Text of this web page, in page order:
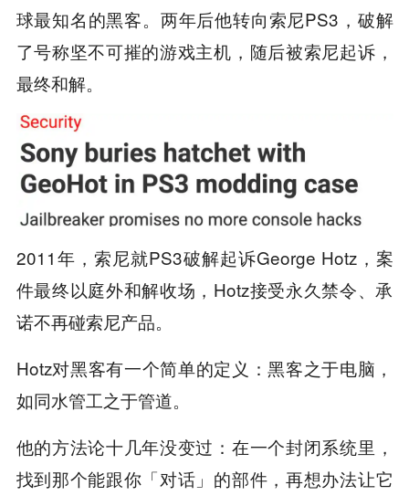
球最知名的黑客。两年后他转向索尼PS3，破解
了号称坚不可摧的游戏主机，随后被索尼起诉，
最终和解。
2011年，索尼就PS3破解起诉George Hotz，案
件最终以庭外和解收场，Hotz接受永久禁令、承
诺不再碰索尼产品。
Hotz对黑客有一个简单的定义：黑客之于电脑，
如同水管工之于管道。
他的方法论十几年没变过：在一个封闭系统里，
找到那个能跟你「对话」的部件，再想办法让它